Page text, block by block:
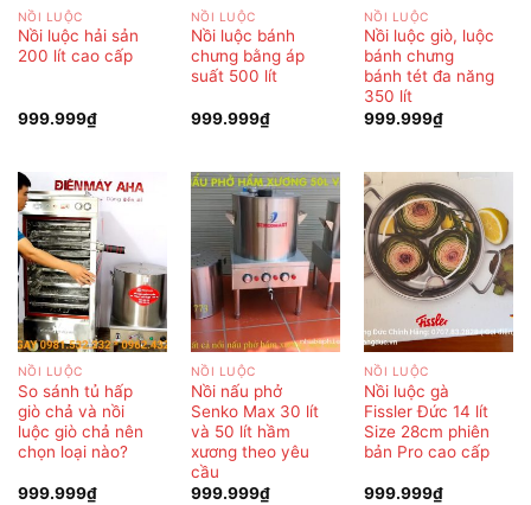
NỒI LUỘC
Nồi luộc hải sản
200 lít cao cấp
999.999₫
NỒI LUỘC
Nồi luộc bánh
chưng bằng áp
suất 500 lít
999.999₫
NỒI LUỘC
Nồi luộc giò, luộc
bánh chưng
bánh tét đa năng
350 lít
999.999₫
NỒI LUỘC
So sánh tủ hấp
giò chả và nồi
luộc giò chả nên
chọn loại nào?
999.999₫
NỒI LUỘC
Nồi nấu phở
Senko Max 30 lít
và 50 lít hầm
xương theo yêu
cầu
999.999₫
NỒI LUỘC
Nồi luộc gà
Fissler Đức 14 lít
Size 28cm phiên
bản Pro cao cấp
999.999₫